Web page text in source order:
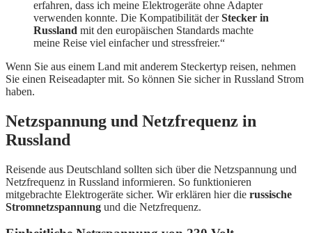
erfahren, dass ich meine Elektrogeräte ohne Adapter
verwenden konnte. Die Kompatibilität derStecker in
Russland mit den europäischen Standards machte
meine Reise viel einfacher und stressfreier.“
Wenn Sie aus einem Land mit anderem Steckertyp reisen, nehmen
Sie einen Reiseadapter mit. So können Sie sicher in Russland Strom
haben.
Netzspannung und Netzfrequenz in
Russland
Reisende aus Deutschland sollten sich über die Netzspannung und
Netzfrequenz in Russland informieren. So funktionieren
mitgebrachte Elektrogeräte sicher. Wir erklären hier die russische
Stromnetzspannung und die Netzfrequenz.